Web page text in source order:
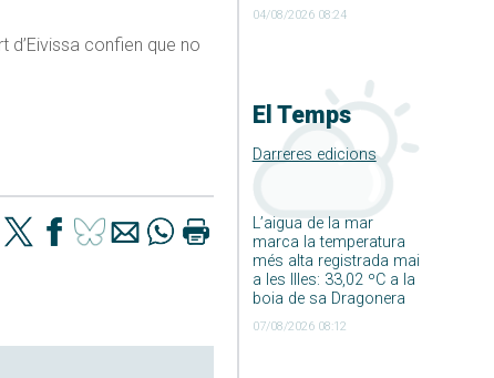
04/08/2026 08:24
El Temps
Darreres edicions
L’aigua de la mar
marca la temperatura
més alta registrada mai
a les Illes: 33,02 ºC a la
boia de sa Dragonera
07/08/2026 08:12
d’Eivissa confien que no